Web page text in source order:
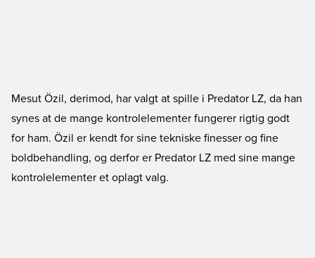
Mesut Özil, derimod, har valgt at spille i Predator LZ, da han
synes at de mange kontrolelementer fungerer rigtig godt
for ham. Özil er kendt for sine tekniske finesser og fine
boldbehandling, og derfor er Predator LZ med sine mange
kontrolelementer et oplagt valg.